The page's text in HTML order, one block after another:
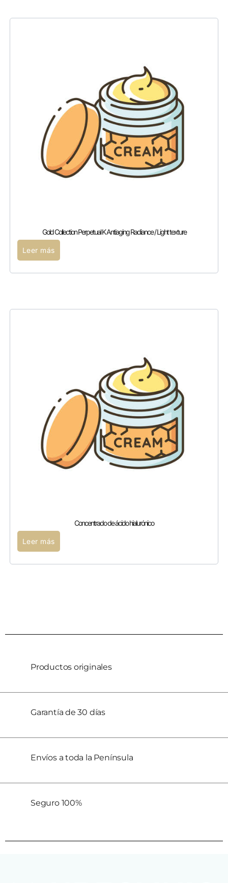
Gold Collection Perpetual K Antiaging Radiance / Light texture
Leer más
Concentrado de ácido hialurónico
Leer más
Productos originales
Garantía de 30 días
Envíos a toda la Península
Seguro 100%